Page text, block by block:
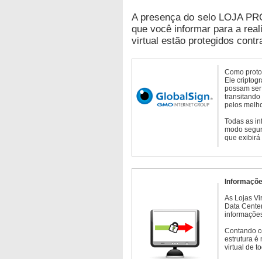
A presença do selo LOJA
que você informar para a
virtual estão protegidos
Como
Ele
possam
transitando
pelos
Todas as
modo
que exibirá
As Lojas
Data
Contando
estrutura é
virtual de